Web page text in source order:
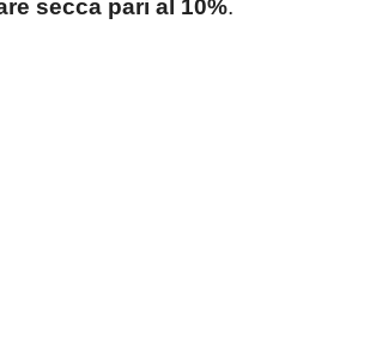
secca pari al 10%.